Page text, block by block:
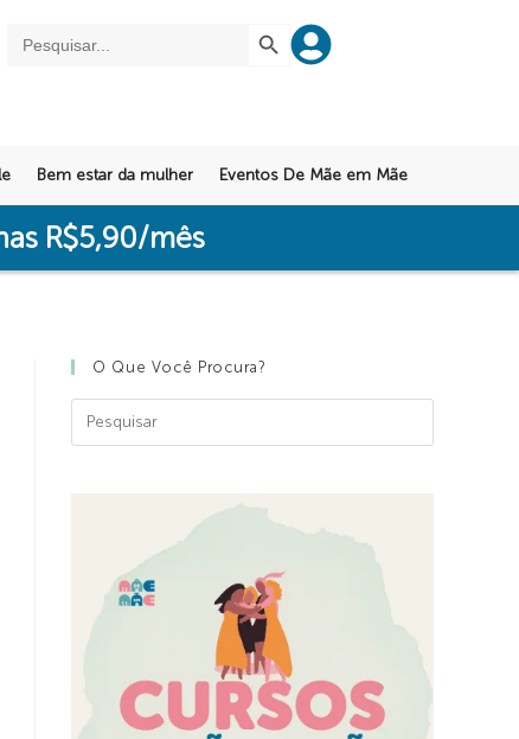
for:
SEARCH BUTTON
Bem estar da mulher Eventos De Mãe em Mãe
R$5,90/mês
O Que Você Procura?